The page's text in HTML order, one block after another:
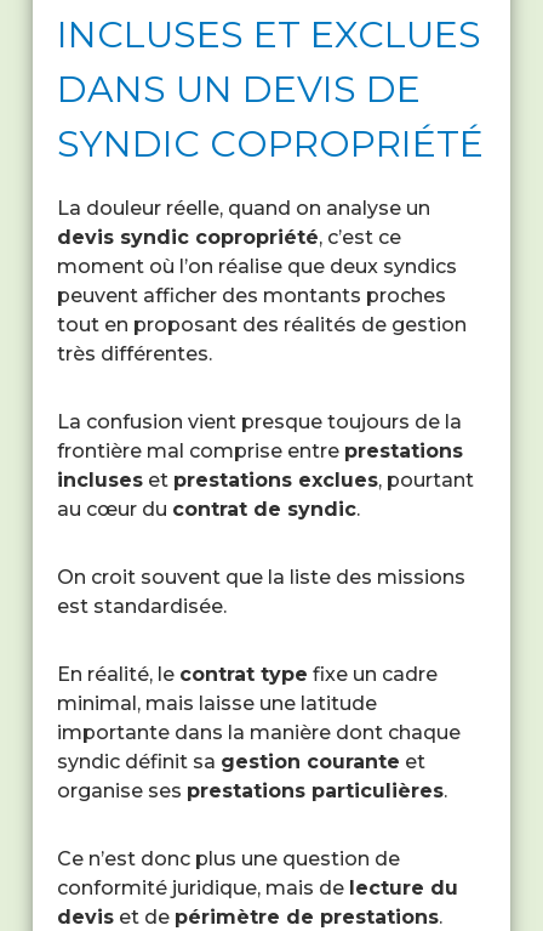
INCLUSES ET EXCLUES
DANS UN DEVIS DE
SYNDIC COPROPRIÉTÉ
La douleur réelle, quand on analyse un
devis syndic copropriété, c’est ce
moment où l’on réalise que deux syndics
peuvent afficher des montants proches
tout en proposant des réalités de gestion
très différentes.
La confusion vient presque toujours de la
frontière mal comprise entre prestations
incluseset prestations exclues, pourtant
au cœur du contrat de syndic.
On croit souvent que la liste des missions
est standardisée.
En réalité, le contrat type fixe un cadre
minimal, mais laisse une latitude
importante dans la manière dont chaque
syndic définit sa gestion courante et
organise ses prestations particulières.
Ce n’est donc plus une question de
conformité juridique, mais de lecture du
deviset de périmètre de prestations.